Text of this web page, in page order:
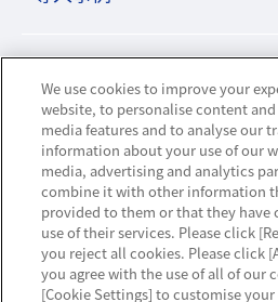
ビジネスパートナーサイト
ニュースリリース
お知らせ
お問い合わせ／サポート
We use cookies to improve your
website, to personalise content
media features and to analyse our
information about your use of our
media, advertising and analytics
combine it with other information
provided to them or that they have
use of their services. Please click
you reject all cookies. Please click
you agree with the use of all of our
[Cookie Settings] to customise